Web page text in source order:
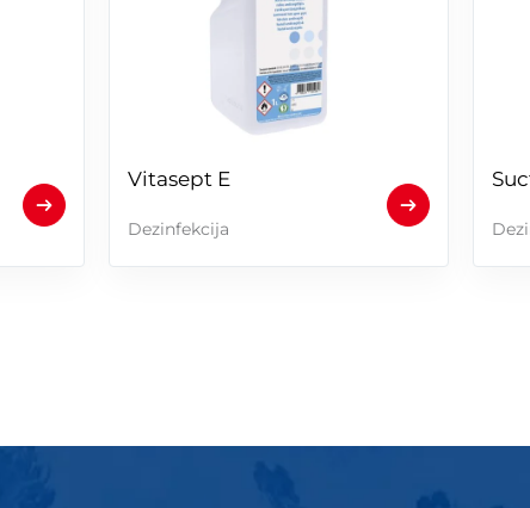
Vitasept E
Dezinfekcija